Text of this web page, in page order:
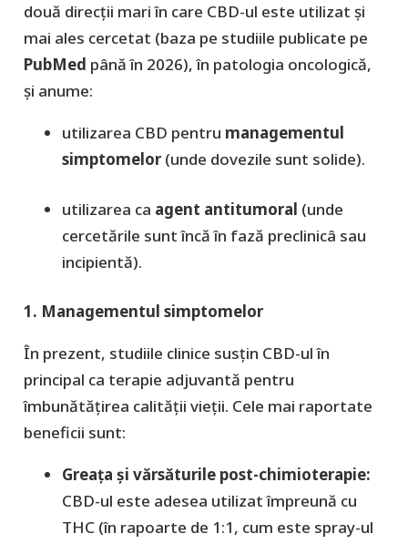
două direcții mari în care CBD-ul este utilizat și
mai ales cercetat (baza pe studiile publicate pe
PubMed până în 2026), în patologia oncologică,
și anume:
utilizarea CBD pentru managementul
simptomelor(unde dovezile sunt solide).
utilizarea ca agent antitumoral (unde
cercetările sunt încă în fază preclinicâ sau
incipientă).
​1. Managementul simptomelor
​În prezent, studiile clinice susțin CBD-ul în
principal ca terapie adjuvantă pentru
îmbunătățirea calității vieții. Cele mai raportate
beneficii sunt:
​Greața și vărsăturile post-chimioterapie:
CBD-ul este adesea utilizat împreună cu
THC (în rapoarte de 1:1, cum este spray-ul